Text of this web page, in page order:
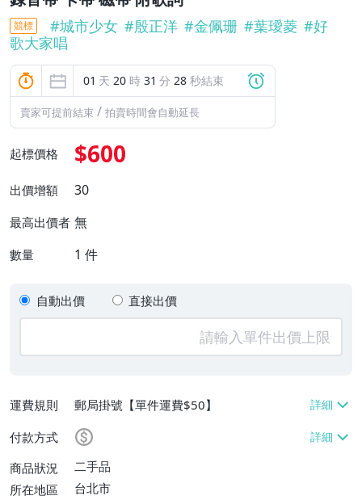
競標 #城市少女 #殷正洋 #金佩珊 #葉璦菱 #好
歌大家唱
01 天 20 時 31 分 27 秒結束
賣家可提前結束 / 拍賣時間會自動延長
起標價格 $600
出價增額 30
最高出價者 無
數量 1 件
自動出價 直接出價
運費規則
郵局掛號【單件運費$50】
付款方式
商品狀況
二手品
所在地區
台北市